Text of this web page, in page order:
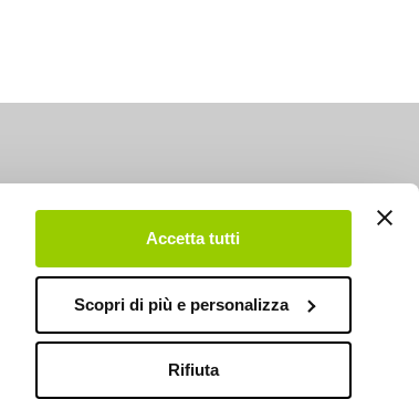
Accetta tutti
Scopri di più e personalizza
Rifiuta